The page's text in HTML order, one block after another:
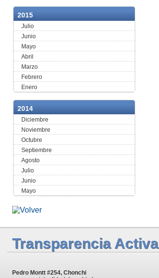
2015
Julio
Junio
Mayo
Abril
Marzo
Febrero
Enero
2014
Diciembre
Noviembre
Octubre
Septiembre
Agosto
Julio
Junio
Mayo
Transparencia Activa
Pedro Montt #254, Chonchi